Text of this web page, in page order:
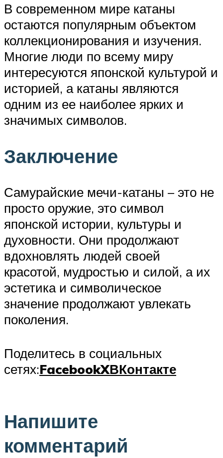
В современном мире катаны
остаются популярным объектом
коллекционирования и изучения.
Многие люди по всему миру
интересуются японской культурой и
историей, а катаны являются
одним из ее наиболее ярких и
значимых символов.
Заключение
Самурайские мечи-катаны – это не
просто оружие, это символ
японской истории, культуры и
духовности. Они продолжают
вдохновлять людей своей
красотой, мудростью и силой, а их
эстетика и символическое
значение продолжают увлекать
поколения.
Поделитесь в социальных
сетях:FacebookXВКонтакте
Напишите
комментарий